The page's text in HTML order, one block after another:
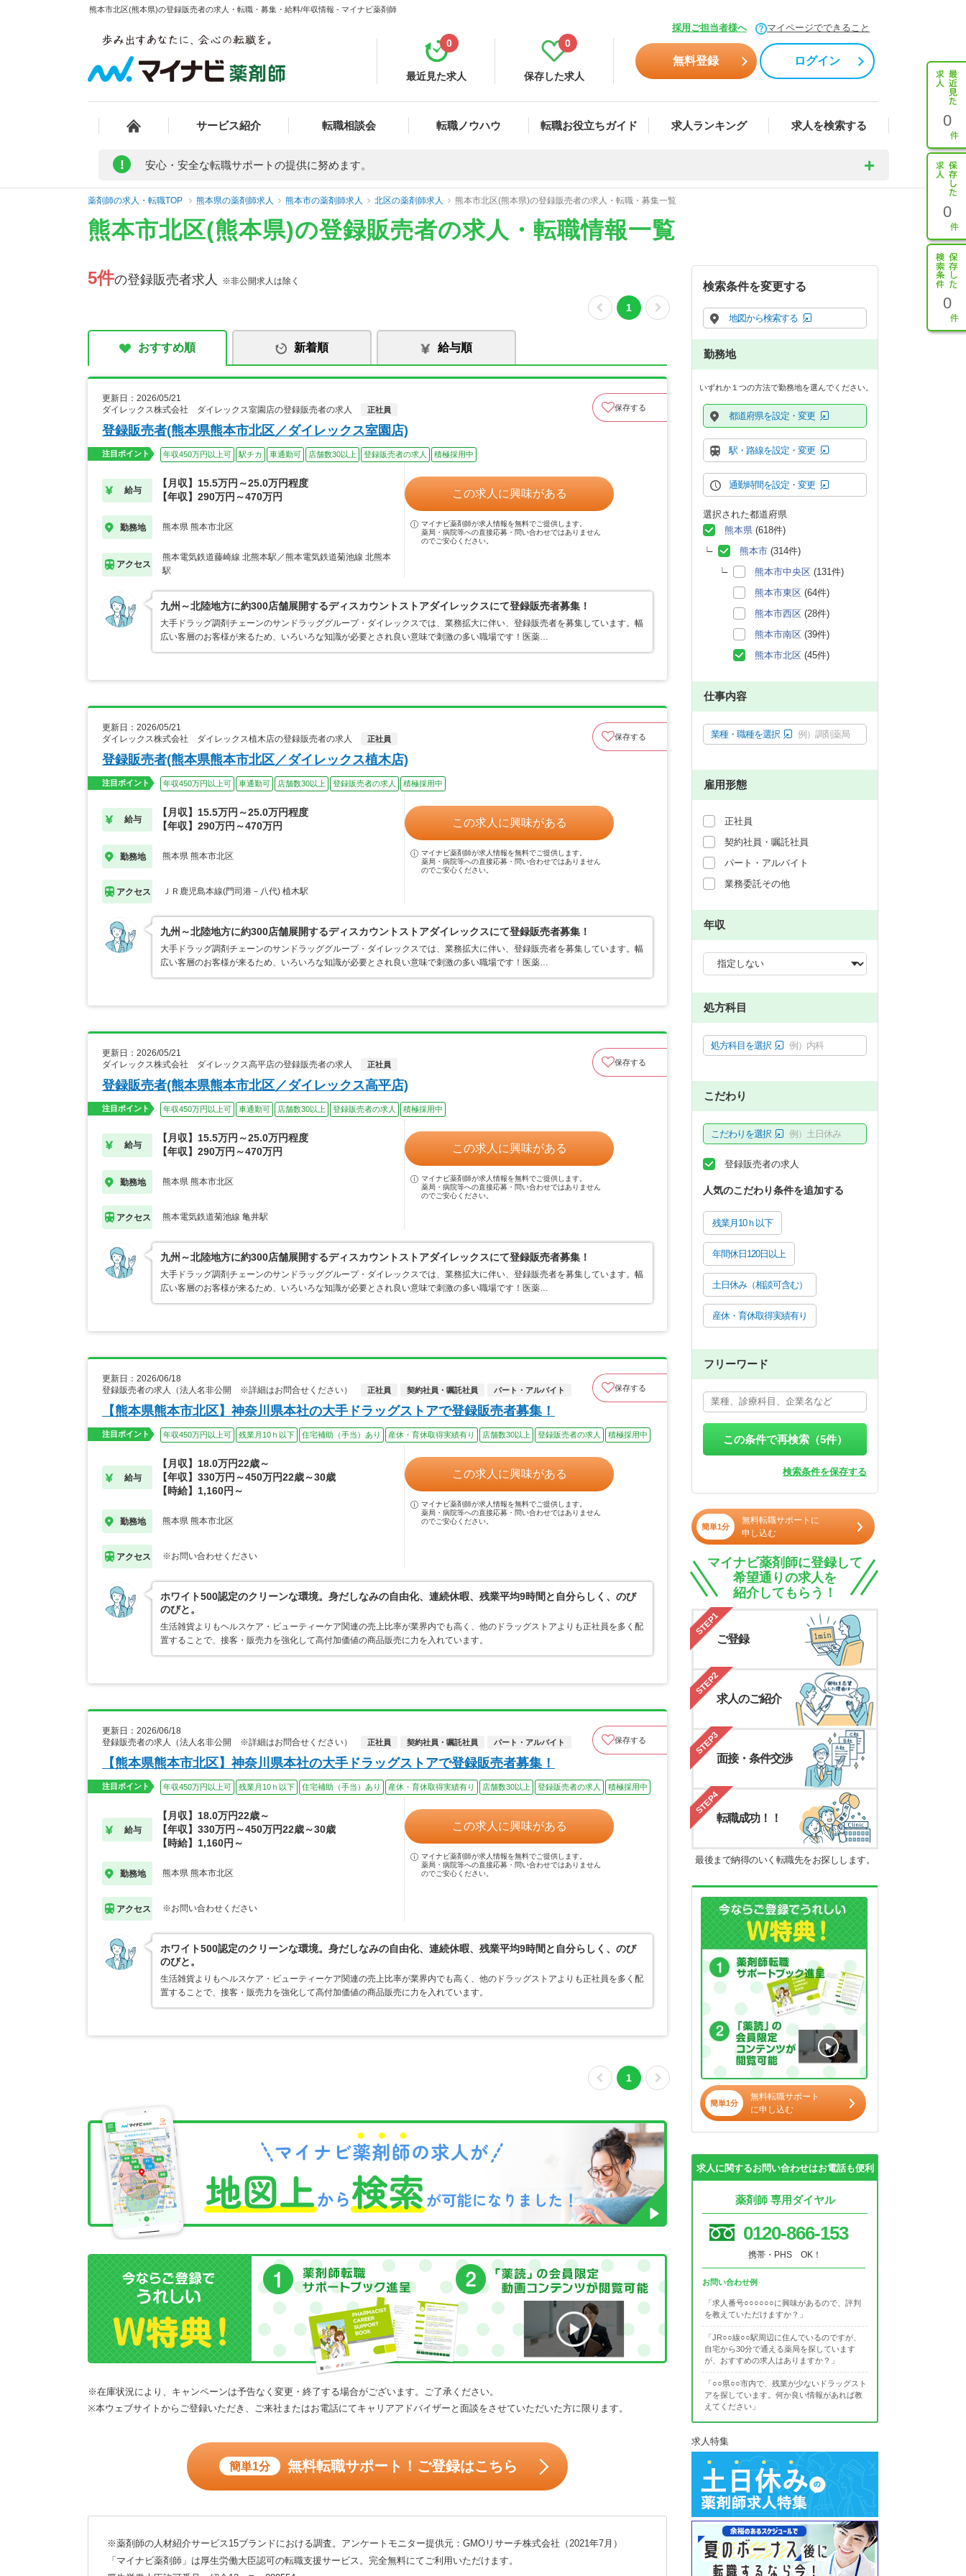
熊本市北区(熊本県)の登録販売者の求人・転職・募集・給料/年収情報 - マイナビ薬剤師
採用ご担当者様へ マイページでできること
最近見た求人
0
保存した求人
0
無料登録 ログイン
サービス紹介 転職相談会 転職ノウハウ 転職お役立ちガイド 求人ランキング 求人を検索する 0
0
0
! 安心・安全な転職サポートの提供に努めます。
薬剤師の求人・転職TOP 熊本県の薬剤師求人 熊本市の薬剤師求人 北区の薬剤師求人 熊本市北区(熊本県)の登録販売者の求人・転職・募集一覧
熊本市北区(熊本県)の登録販売者の求人・転職情報一覧
5件の登録販売者求人 ※非公開求人は除く
1
おすすめ順 新着順 給与順
更新日：2026/05/21
ダイレックス株式会社 ダイレックス室園店の登録販売者の求人
正社員 保存する
登録販売者(熊本県熊本市北区／ダイレックス室園店)
注目ポイント 年収450万円以上可 駅チカ 車通勤可 店舗数30以上 登録販売者の求人 積極採用中
給与
【月収】15.5万円～25.0万円程度
【年収】290万円～470万円
勤務地 熊本県 熊本市北区
アクセス
熊本電気鉄道藤崎線 北熊本駅／熊本電気鉄道菊池線 北熊本
駅
この求人に興味がある
マイナビ薬剤師が求人情報を無料でご提供します。
薬局・病院等への直接応募・問い合わせではありません
のでご安心ください。
九州～北陸地方に約300店舗展開するディスカウントストアダイレックスにて登録販売者募集！
大手ドラッグ調剤チェーンのサンドラッググループ・ダイレックスでは、業務拡大に伴い、登録販売者を募集しています。幅
広い客層のお客様が来るため、いろいろな知識が必要とされ良い意味で刺激の多い職場です！医薬…
更新日：2026/05/21
ダイレックス株式会社 ダイレックス植木店の登録販売者の求人
正社員 保存する
登録販売者(熊本県熊本市北区／ダイレックス植木店)
注目ポイント 年収450万円以上可 車通勤可 店舗数30以上 登録販売者の求人 積極採用中
給与
【月収】15.5万円～25.0万円程度
【年収】290万円～470万円
勤務地 熊本県 熊本市北区
アクセス ＪＲ鹿児島本線(門司港－八代) 植木駅
この求人に興味がある
マイナビ薬剤師が求人情報を無料でご提供します。
薬局・病院等への直接応募・問い合わせではありません
のでご安心ください。
九州～北陸地方に約300店舗展開するディスカウントストアダイレックスにて登録販売者募集！
大手ドラッグ調剤チェーンのサンドラッググループ・ダイレックスでは、業務拡大に伴い、登録販売者を募集しています。幅
広い客層のお客様が来るため、いろいろな知識が必要とされ良い意味で刺激の多い職場です！医薬…
更新日：2026/05/21
ダイレックス株式会社 ダイレックス高平店の登録販売者の求人
正社員 保存する
登録販売者(熊本県熊本市北区／ダイレックス高平店)
注目ポイント 年収450万円以上可 車通勤可 店舗数30以上 登録販売者の求人 積極採用中
給与
【月収】15.5万円～25.0万円程度
【年収】290万円～470万円
勤務地 熊本県 熊本市北区
アクセス 熊本電気鉄道菊池線 亀井駅
この求人に興味がある
マイナビ薬剤師が求人情報を無料でご提供します。
薬局・病院等への直接応募・問い合わせではありません
のでご安心ください。
九州～北陸地方に約300店舗展開するディスカウントストアダイレックスにて登録販売者募集！
大手ドラッグ調剤チェーンのサンドラッググループ・ダイレックスでは、業務拡大に伴い、登録販売者を募集しています。幅
広い客層のお客様が来るため、いろいろな知識が必要とされ良い意味で刺激の多い職場です！医薬…
更新日：2026/06/18
登録販売者の求人（法人名非公開 ※詳細はお問合せください）
正社員 契約社員・嘱託社員 パート・アルバイト 保存する
【熊本県熊本市北区】神奈川県本社の大手ドラッグストアで登録販売者募集！
注目ポイント 年収450万円以上可 残業月10ｈ以下 住宅補助（手当）あり 産休・育休取得実績有り 店舗数30以上 登録販売者の求人 積極採用中
給与
【月収】18.0万円22歳～
【年収】330万円～450万円22歳～30歳
【時給】1,160円～
勤務地 熊本県 熊本市北区
アクセス ※お問い合わせください
この求人に興味がある
マイナビ薬剤師が求人情報を無料でご提供します。
薬局・病院等への直接応募・問い合わせではありません
のでご安心ください。
ホワイト500認定のクリーンな環境。身だしなみの自由化、連続休暇、残業平均9時間と自分らしく、のび
のびと。
生活雑貨よりもヘルスケア・ビューティーケア関連の売上比率が業界内でも高く、他のドラッグストアよりも正社員を多く配
置することで、接客・販売力を強化して高付加価値の商品販売に力を入れています。
更新日：2026/06/18
登録販売者の求人（法人名非公開 ※詳細はお問合せください）
正社員 契約社員・嘱託社員 パート・アルバイト 保存する
【熊本県熊本市北区】神奈川県本社の大手ドラッグストアで登録販売者募集！
注目ポイント 年収450万円以上可 残業月10ｈ以下 住宅補助（手当）あり 産休・育休取得実績有り 店舗数30以上 登録販売者の求人 積極採用中
給与
【月収】18.0万円22歳～
【年収】330万円～450万円22歳～30歳
【時給】1,160円～
勤務地 熊本県 熊本市北区
アクセス ※お問い合わせください
この求人に興味がある
マイナビ薬剤師が求人情報を無料でご提供します。
薬局・病院等への直接応募・問い合わせではありません
のでご安心ください。
ホワイト500認定のクリーンな環境。身だしなみの自由化、連続休暇、残業平均9時間と自分らしく、のび
のびと。
生活雑貨よりもヘルスケア・ビューティーケア関連の売上比率が業界内でも高く、他のドラッグストアよりも正社員を多く配
置することで、接客・販売力を強化して高付加価値の商品販売に力を入れています。
1
※在庫状況により、キャンペーンは予告なく変更・終了する場合がございます。ご了承ください。
※本ウェブサイトからご登録いただき、ご来社またはお電話にてキャリアアドバイザーと面談をさせていただいた方に限ります。
簡単1分 無料転職サポート！ご登録はこちら
※薬剤師の人材紹介サービス15ブランドにおける調査。アンケートモニター提供元：GMOリサーチ株式会社（2021年7月）
「マイナビ薬剤師」は厚生労働大臣認可の転職支援サービス。完全無料にてご利用いただけます。
検索条件を変更する
地図から検索する
勤務地
いずれか１つの方法で勤務地を選んでください。
都道府県を設定・変更
駅・路線を設定・変更
通勤時間を設定・変更
選択された都道府県
熊本県 (618件)
熊本市 (314件)
熊本市中央区 (131件)
熊本市東区 (64件)
熊本市西区 (28件)
熊本市南区 (39件)
熊本市北区 (45件)
仕事内容
業種・職種を選択 例）調剤薬局
雇用形態
正社員
契約社員・嘱託社員
パート・アルバイト
業務委託その他
年収
処方科目
処方科目を選択 例）内科
こだわり
こだわりを選択 例）土日休み
登録販売者の求人
人気のこだわり条件を追加する
残業月10ｈ以下
年間休日120日以上
土日休み（相談可含む）
産休・育休取得実績有り
フリーワード
この条件で再検索（5件）
検索条件を保存する
簡単1分
無料転職サポートに
申し込む
マイナビ薬剤師に登録して
希望通りの求人を
紹介してもらう！
STEP1
ご登録
STEP2
求人のご紹介
STEP3
面接・条件交渉
STEP4
転職成功！！
最後まで納得のいく転職先をお探しします。
簡単1分
無料転職サポート
に申し込む
求人に関するお問い合わせはお電話も便利
薬剤師 専用ダイヤル
0120-866-153
携帯・PHS OK！
お問い合わせ例
「求人番号○○○○○○に興味があるので、評判
を教えていただけますか？」
「JR○○線○○駅周辺に住んでいるのですが、
自宅から30分で通える薬局を探しています
が、おすすめの求人はありますか？」
「○○県○○市内で、残業が少ないドラッグスト
アを探しています。何か良い情報があれば教
えてください」
求人特集